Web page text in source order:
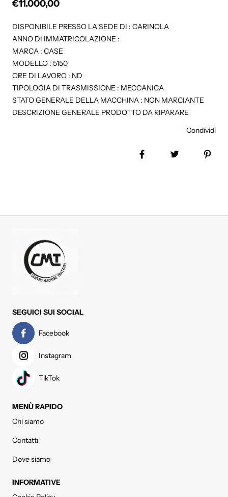
Prezzo regolare
€11.000,00
DISPONIBILE PRESSO LA SEDE DI : CARINOLA
ANNO DI IMMATRICOLAZIONE :
MARCA : CASE
MODELLO : 5150
ORE DI LAVORO : ND
TIPOLOGIA DI TRASMISSIONE : MECCANICA
STATO GENERALE DELLA MACCHINA : NON MARCIANTE
DESCRIZIONE GENERALE PRODOTTO DA RIPARARE
Condividi
SEGUICI SUI SOCIAL
Facebook
Instagram
TikTok
MENÙ RAPIDO
Chi siamo
Contatti
Dove siamo
INFORMATIVE